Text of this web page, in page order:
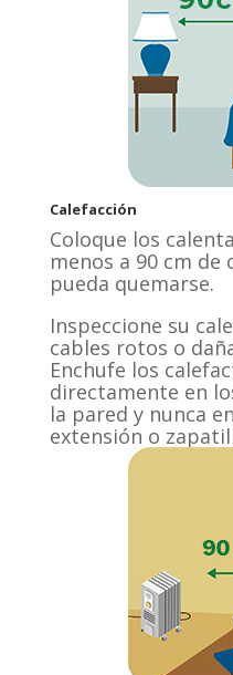
Calefacción
Coloque los
menos a 90 cm de
pueda quemarse.
Inspeccione su
cables rotos o
Enchufe los
directamente en
la pared y nunca
extensión o